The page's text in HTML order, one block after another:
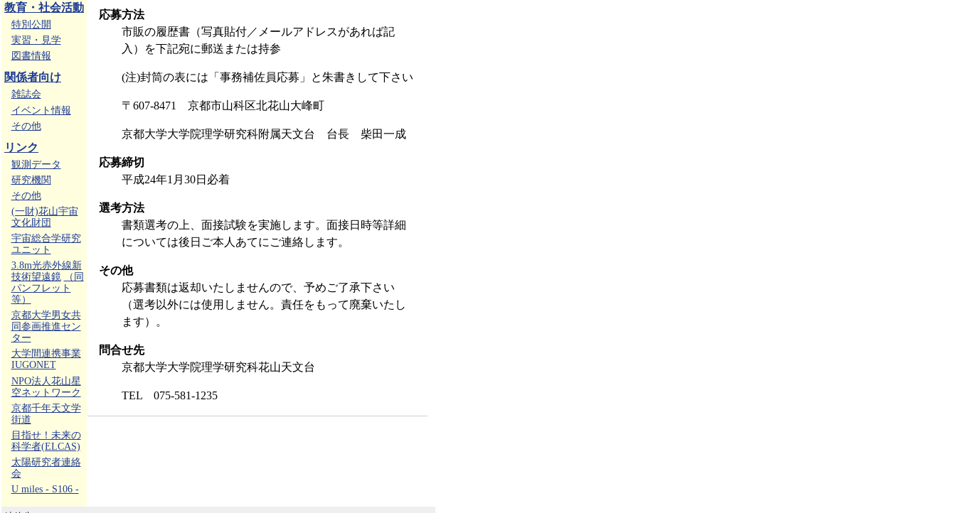
教育・社会活動
特別公開
実習・見学
図書情報
関係者向け
雑誌会
イベント情報
その他
リンク
観測データ
研究機関
その他
(一財)花山宇宙
文化財団
宇宙総合学研究
ユニット
3.8m光赤外線新
技術望遠鏡
（同
パンフレット
等）
京都大学男女共
同参画推進セン
ター
大学間連携事業
IUGONET
NPO法人花山星
空ネットワーク
京都千年天文学
街道
目指せ！未来の
科学者(ELCAS)
太陽研究者連絡
会
U miles - S106 -
応募方法
市販の履歴書（写真貼付／メールアドレスがあれば記
入）を下記宛に郵送または持参
(注)封筒の表には「事務補佐員応募」と朱書きして下さい
〒607-8471 京都市山科区北花山大峰町
京都大学大学院理学研究科附属天文台 台長 柴田一成
応募締切
平成24年1月30日必着
選考方法
書類選考の上、面接試験を実施します。面接日時等詳細
については後日ご本人あてにご連絡します。
その他
応募書類は返却いたしませんので、予めご了承下さい
（選考以外には使用しません。責任をもって廃棄いたし
ます）。
問合せ先
京都大学大学院理学研究科花山天文台
TEL 075-581-1235